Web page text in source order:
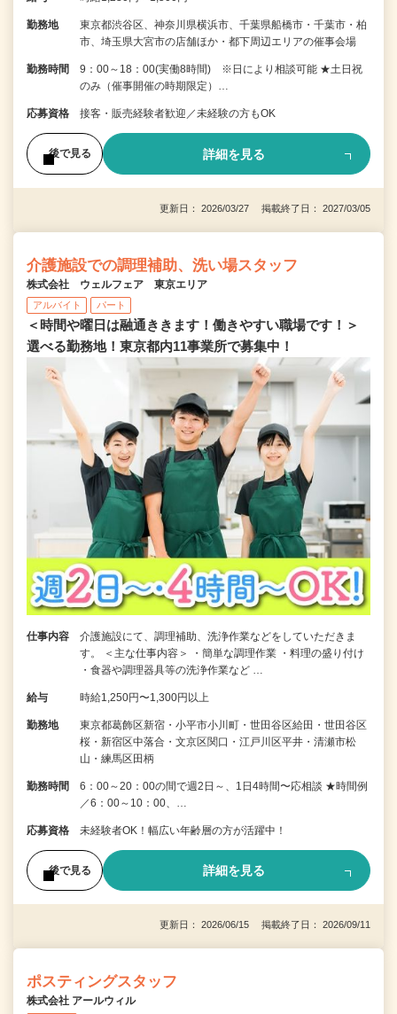
勤務地
東京都渋谷区、神奈川県横浜市、千葉県船橋市・千葉市・柏
市、埼玉県大宮市の店舗ほか・都下周辺エリアの催事会場
勤務時間
9：00～18：00(実働8時間) ※日により相談可能 ★土日祝
のみ（催事開催の時期限定）…
応募資格 接客・販売経験者歓迎／未経験の方もOK
後で見る 詳細を見る
更新日： 2026/03/27 掲載終了日： 2027/03/05
介護施設での調理補助、洗い場スタッフ
株式会社 ウェルフェア 東京エリア
アルバイト パート
＜時間や曜日は融通ききます！働きやすい職場です！＞
選べる勤務地！東京都内11事業所で募集中！
仕事内容
介護施設にて、調理補助、洗浄作業などをしていただきま
す。 ＜主な仕事内容＞ ・簡単な調理作業 ・料理の盛り付け
・食器や調理器具等の洗浄作業など …
給与 時給1,250円〜1,300円以上
勤務地
東京都葛飾区新宿・小平市小川町・世田谷区給田・世田谷区
桜・新宿区中落合・文京区関口・江戸川区平井・清瀬市松
山・練馬区田柄
勤務時間
6：00～20：00の間で週2日～、1日4時間〜応相談 ★時間例
／6：00～10：00、…
応募資格 未経験者OK！幅広い年齢層の方が活躍中！
後で見る 詳細を見る
更新日： 2026/06/15 掲載終了日： 2026/09/11
ポスティングスタッフ
株式会社 アールウィル